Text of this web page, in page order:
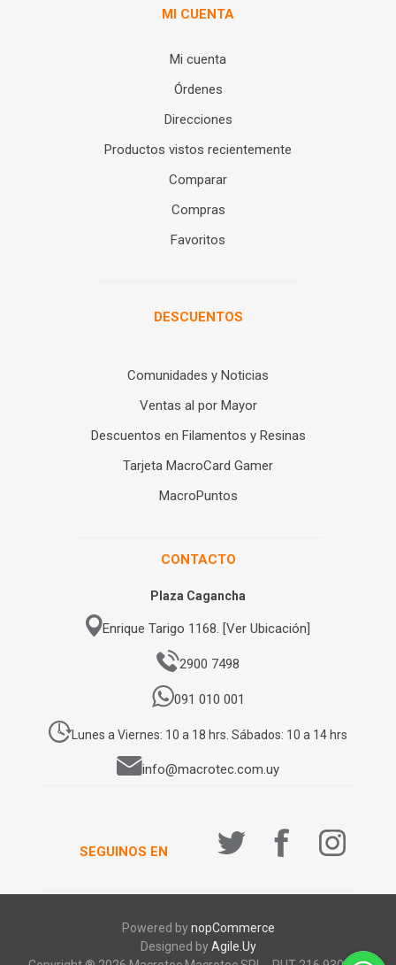
MI CUENTA
Mi cuenta
Órdenes
Direcciones
Productos vistos recientemente
Comparar
Compras
Favoritos
DESCUENTOS
Comunidades y Noticias
Ventas al por Mayor
Descuentos en Filamentos y Resinas
Tarjeta MacroCard Gamer
MacroPuntos
CONTACTO
Plaza Cagancha
Enrique Tarigo 1168. [Ver Ubicación]
2900 7498
091 010 001
Lunes a Viernes: 10 a 18 hrs. Sábados: 10 a 14 hrs
info@macrotec.com.uy
SEGUINOS EN
Powered bynopCommerce
Designed byAgile.Uy